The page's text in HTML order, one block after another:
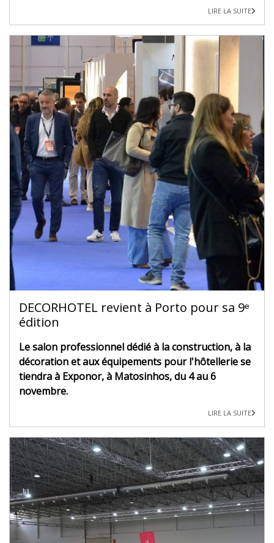
LIRE LA SUITE
DECORHOTEL revient à Porto pour sa 9ᵉ
édition
Le salon professionnel dédié à la construction, à la
décoration et aux équipements pour l'hôtellerie se
tiendra à Exponor, à Matosinhos, du 4 au 6
novembre.
LIRE LA SUITE